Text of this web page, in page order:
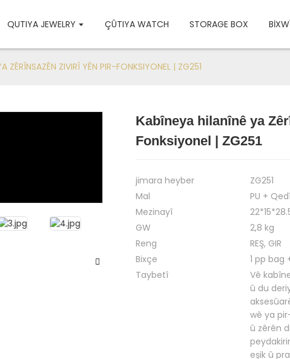
QUTIYA JEWELRY ÇÛTIYA WATCH STORAGE BOX
ZÊRÎNSAZÊN ZIVIRÎ YÊN PIR-FONKSIYONEL | ZG251
Loading...
Loading...
Kabîneya hilanînê ya
Fonksiyonel | ZG251
jimara heyber
ZG251
Mal
PU +
Mezinayî
GW
2,8 kg
Reng
REŞ, GIR
Bixçe
1 pp
Taybetî
Vê
û du
wê ya
û zêrên
eşik û